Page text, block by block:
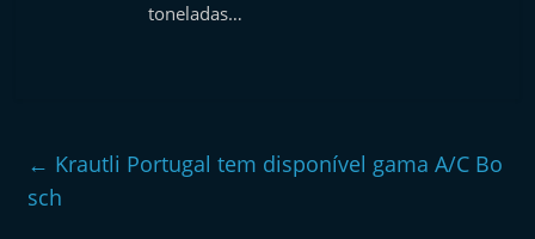
toneladas…
← Krautli Portugal tem disponível gama A/C Bo
sch